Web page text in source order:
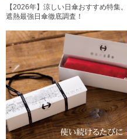
【2026年】涼しい日傘おすすめ特集。
遮熱最強日傘徹底調査！